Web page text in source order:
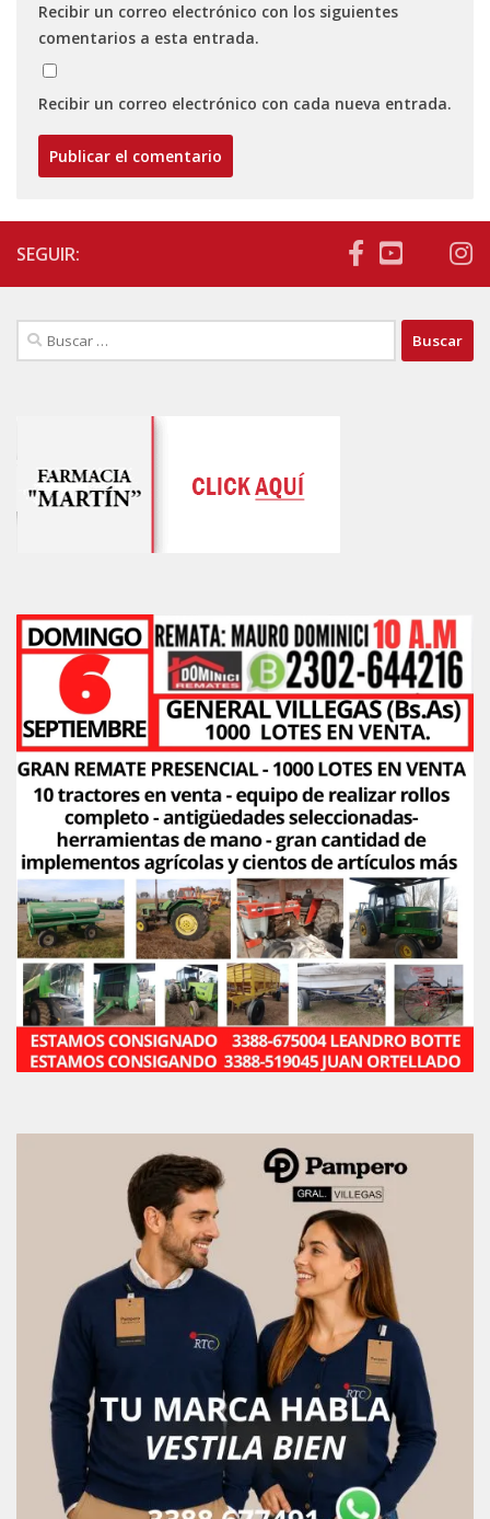
Recibir un correo electrónico con los siguientes
comentarios a esta entrada.
Recibir un correo electrónico con cada nueva entrada.
SEGUIR:
Buscar: